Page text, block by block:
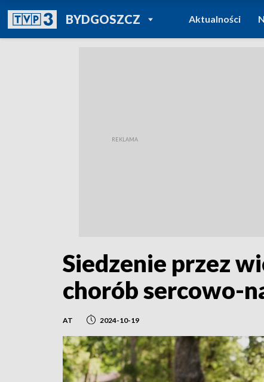
BYDGOSZCZPOWRÓT DO
TVP REGIONY
Aktualności
Siedzenie przez
chorób sercowo-
AT 2024-10-19